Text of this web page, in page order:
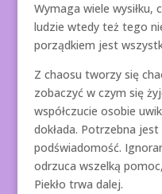
Wymaga wiele wysiłku,
ludzie wtedy też tego
porządkiem jest
Z chaosu tworzy się
zobaczyć w czym się
współczucie osobie
dokłada. Potrzebna
podświadomość.
odrzuca wszelką
Piekło trwa dalej.